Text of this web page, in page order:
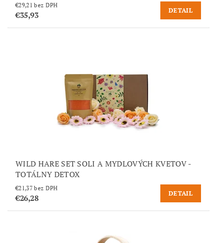
€29,21 bez DPH
€35,93 DETAIL
WILD HARE SET SOLI A MYDLOVÝCH KVETOV -
TOTÁLNY DETOX
€21,37 bez DPH
€26,28 DETAIL